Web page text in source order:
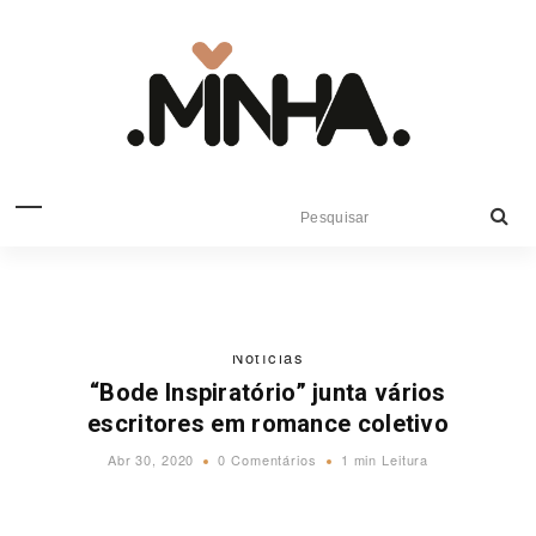
Notícias
“Bode Inspiratório” junta vários
escritores em romance coletivo
Abr 30, 2020 0 Comentários 1 min Leitura